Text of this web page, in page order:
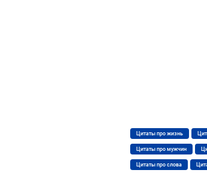
Цитаты про жизнь
Цитаты про мужчин
Цитаты про слова